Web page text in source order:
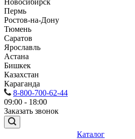
Новосибирск
Пермь
Ростов-на-Дону
Тюмень
Саратов
Ярославль
Астана
Бишкек
Казахстан
Караганда
8-800-700-62-44
09:00 - 18:00
Заказать звонок
Каталог